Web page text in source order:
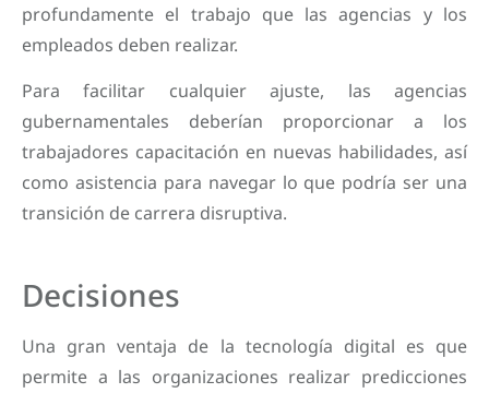
profundamente el trabajo que las agencias y los
empleados deben realizar.
Para facilitar cualquier ajuste, las agencias
gubernamentales deberían proporcionar a los
trabajadores capacitación en nuevas habilidades, así
como asistencia para navegar lo que podría ser una
transición de carrera disruptiva.
Decisiones
Una gran ventaja de la tecnología digital es que
permite a las organizaciones realizar predicciones